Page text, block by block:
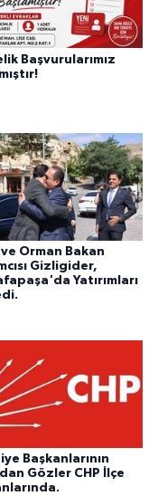
Başvurularımız
ve Orman Bakan
Gizligider,
Yatırımları
Başkanlarının
Gözler CHP İlçe